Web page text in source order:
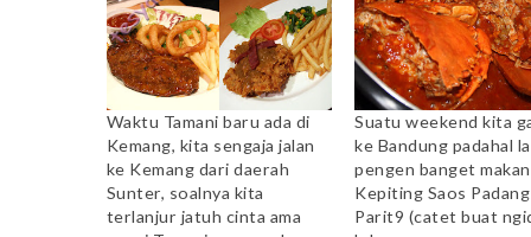
Waktu Tamani baru ada di
Kemang, kita sengaja jalan
ke Kemang dari daerah
Sunter, soalnya kita
terlanjur jatuh cinta ama
Suatu weekend kita
ke Bandung padahal
pengen banget makan
Kepiting Saos
Parit9 (catet buat